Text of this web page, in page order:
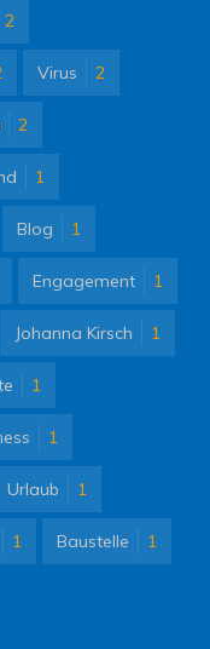
2
Virus 2
2
1
Blog 1
Engagement 1
Johanna Kirsch 1
1
1
Urlaub 1
1 Baustelle 1